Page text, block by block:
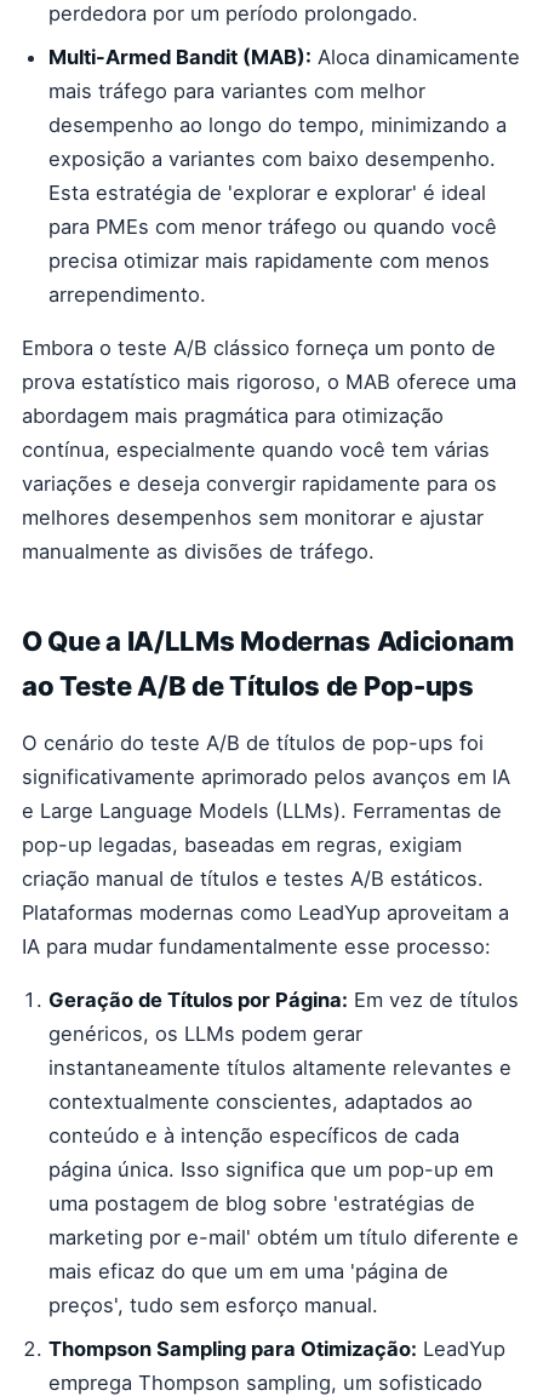
perdedora por um período prolongado.
Multi-Armed Bandit (MAB): Aloca dinamicamente
mais tráfego para variantes com melhor
desempenho ao longo do tempo, minimizando a
exposição a variantes com baixo desempenho.
Esta estratégia de 'explorar e explorar' é ideal
para PMEs com menor tráfego ou quando você
precisa otimizar mais rapidamente com menos
arrependimento.
Embora o teste A/B clássico forneça um ponto de
prova estatístico mais rigoroso, o MAB oferece uma
abordagem mais pragmática para otimização
contínua, especialmente quando você tem várias
variações e deseja convergir rapidamente para os
melhores desempenhos sem monitorar e ajustar
manualmente as divisões de tráfego.
O Que a IA/LLMs Modernas Adicionam
ao Teste A/B de Títulos de Pop-ups
O cenário do teste A/B de títulos de pop-ups foi
significativamente aprimorado pelos avanços em IA
e Large Language Models (LLMs). Ferramentas de
pop-up legadas, baseadas em regras, exigiam
criação manual de títulos e testes A/B estáticos.
Plataformas modernas como LeadYup aproveitam a
IA para mudar fundamentalmente esse processo:
Geração de Títulos por Página: Em vez de títulos
genéricos, os LLMs podem gerar
instantaneamente títulos altamente relevantes e
contextualmente conscientes, adaptados ao
conteúdo e à intenção específicos de cada
página única. Isso significa que um pop-up em
uma postagem de blog sobre 'estratégias de
marketing por e-mail' obtém um título diferente e
mais eficaz do que um em uma 'página de
preços', tudo sem esforço manual.
Thompson Sampling para Otimização: LeadYup
emprega Thompson sampling, um sofisticado